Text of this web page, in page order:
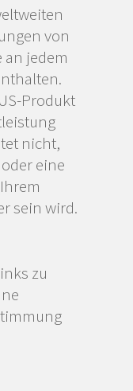
von
an jedem
Produkt
nicht,
eine
sein wird.
zu